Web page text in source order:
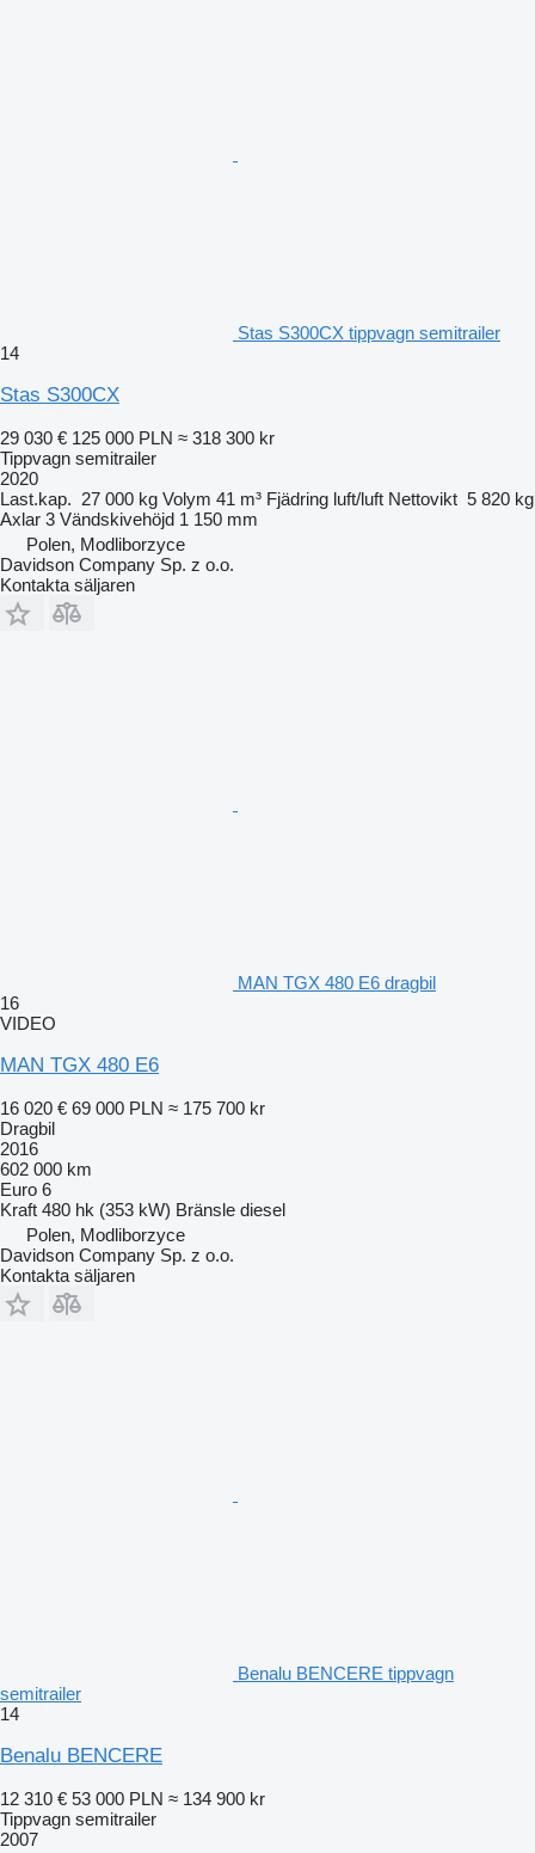
Stas S300CX tippvagn semitrailer
14
Stas S300CX
29 030 € 125 000 PLN ≈ 318 300 kr
Tippvagn semitrailer
2020
Last.kap. 27 000 kg Volym 41 m³ Fjädring luft/luft Nettovikt 5 820 kg
Axlar 3 Vändskivehöjd 1 150 mm
Polen, Modliborzyce
Davidson Company Sp. z o.o.
Kontakta säljaren
MAN TGX 480 E6 dragbil
16
VIDEO
MAN TGX 480 E6
16 020 € 69 000 PLN ≈ 175 700 kr
Dragbil
2016
602 000 km
Euro 6
Kraft 480 hk (353 kW) Bränsle diesel
Polen, Modliborzyce
Davidson Company Sp. z o.o.
Kontakta säljaren
Benalu BENCERE tippvagn
semitrailer
14
Benalu BENCERE
12 310 € 53 000 PLN ≈ 134 900 kr
Tippvagn semitrailer
2007